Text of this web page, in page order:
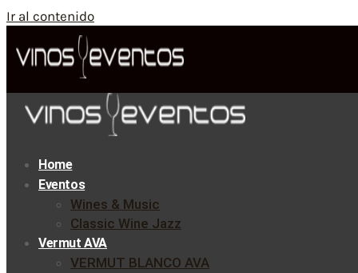
Ir al contenido
Home
Eventos
Wines & Music
Classic Wine Jazz
Vermut AVA
VERMUT BLANCO AVA